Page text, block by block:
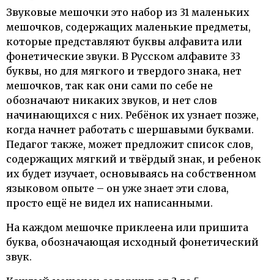
Звуковые мешочки это набор из 31 маленьких
мешочков, содержащих маленькие предметы,
которые представляют буквы алфавита или
фонетические звуки. В Русском алфавите 33
буквы, но для мягкого и твердого знака, нет
мешочков, так как они сами по себе не
обозначают никаких звуков, и нет слов
начинающихся с них. Ребёнок их узнает позже,
когда начнет работать с шершавыми буквами.
Педагог также, может предложит список слов,
содержащих мягкий и твёрдый знак, и ребенок
их будет изучает, основываясь на собственном
языковом опыте – он уже знает эти слова,
просто ещё не видел их написанными.
На каждом мешочке приклеена или пришита
буква, обозначающая исходный фонетический
звук.